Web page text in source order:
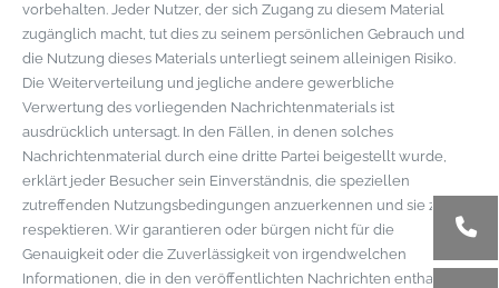
vorbehalten. Jeder Nutzer, der sich Zugang zu diesem Material
zugänglich macht, tut dies zu seinem persönlichen Gebrauch und
die Nutzung dieses Materials unterliegt seinem alleinigen Risiko.
Die Weiterverteilung und jegliche andere gewerbliche
Verwertung des vorliegenden Nachrichtenmaterials ist
ausdrücklich untersagt. In den Fällen, in denen solches
Nachrichtenmaterial durch eine dritte Partei beigestellt wurde,
erklärt jeder Besucher sein Einverständnis, die speziellen
zutreffenden Nutzungsbedingungen anzuerkennen und sie zu
respektieren. Wir garantieren oder bürgen nicht für die
Genauigkeit oder die Zuverlässigkeit von irgendwelchen
Informationen, die in den veröffentlichten Nachrichten enthalten